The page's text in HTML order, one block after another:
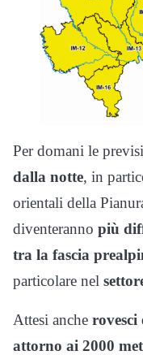
Per domani le
dalla notte, in
orientali della
diventeranno più
tra la fascia
particolare nel
Attesi anche rovesci
attorno ai 2000